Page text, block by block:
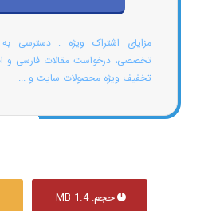
مزایای اشتراک ویژه : دسترسی به
تخصصی، درخواست مقالات فارسی و
تخفیف ویژه محصولات سایت و ...
حجم: 1.4 MB